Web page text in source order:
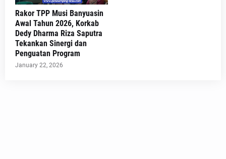
Rakor TPP Musi Banyuasin
Awal Tahun 2026, Korkab
Dedy Dharma Riza Saputra
Tekankan Sinergi dan
Penguatan Program
January 22, 2026